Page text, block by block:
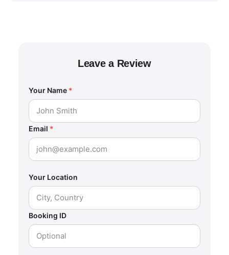
Leave a Review
Your Name *
Email *
Your Location
Booking ID